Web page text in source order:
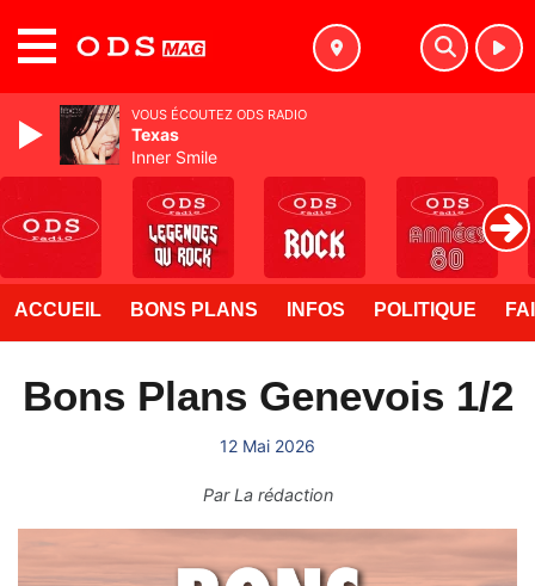
ACCUEIL BONS PLANS INFOS POLITIQUE
Bons Plans Genevois 1/2
12 Mai 2026
ParLa rédaction
VOUS ÉCOUTEZ ODS RADIO
Texas
Inner Smile